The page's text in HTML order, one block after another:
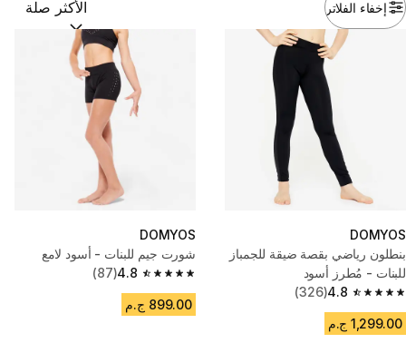
إخفاء الفلاتر ترتيب حسب:
DOMYOS
بنطلون رياضي بقصة ضيقة للجمباز
للبنات - مُطرز أسود
4.8
4.8 out of 5 stars from 326 reviews
(326)
1,299.00 ج.م
DOMYOS
شورت جيم للبنات - أسود لامع
4.8
4.8 out of 5 stars from 87 reviews
(87)
899.00 ج.م